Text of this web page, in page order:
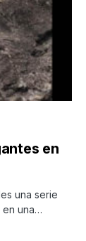
en
una serie
en una…